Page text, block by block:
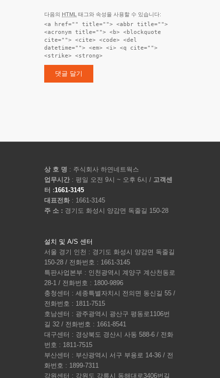
다음의 HTML 태그와 속성을 사용할 수 있습니다:
<a href="" title=""> <abbr title="">
<acronym title=""> <b> <blockquote
cite=""> <cite> <code> <del
datetime=""> <em> <i> <q cite="">
<strike> <strong>
상 호 명 : 주식회사 하연네트웍스
업무시간 : 평일 오전 9시 ~ 오후 6시 / 고객센
터 :1661-3145
대표전화 : 1661-3145
주 소 : 경기도 화성시 양감면 독줄길 150-28
설치 및 A/S 센터
서울 경기 인천 : 경기도 화성시 양감면 독줄길
150-28 / 전화번호 : 1661-3145
특판사업본부 : 인천광역시 계양구 계산천동로
28-1 / 전화번호 : 1800-9896
충청센터 : 세종특별자치시 전의면 동신길 55 /
전화번호 : 1811-7515
호남센터 : 광주광역시 광산구 평동로1106번
길 32 / 전화번호 : 1661-8541
대구센터 : 경상북도 경산시 사동 588-6 / 전화
번호 : 1811-7515
부산센터 : 부산광역시 서구 부용로 14-36 / 전
화번호 : 1899-7311
강원센터 : 강원도 강릉시 동해대로3406번길